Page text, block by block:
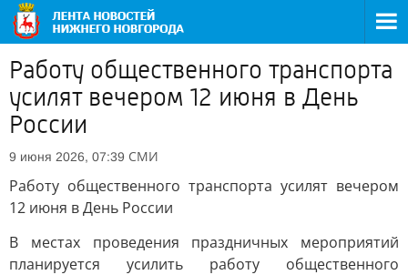
Работу общественного транспорта
усилят вечером 12 июня в День
России
9 июня 2026, 07:39 СМИ
Работу общественного транспорта усилят вечером
12 июня в День России
В местах проведения праздничных мероприятий
планируется усилить работу общественного